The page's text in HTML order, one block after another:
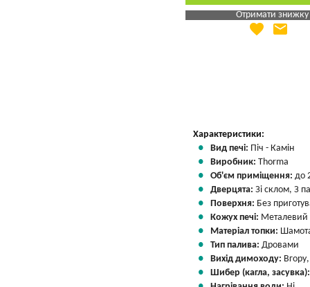
Отримати знижку
Яка Ваша ціна
favorite email
Характеристики:
Вид печі: Піч - Камін
Виробник: Thorma
Об'єм приміщення: до
Дверцята: Зі склом, З
Поверхня: Без
Кожух печі: Металевий
Матеріал топки:
Тип палива: Дровами
Вихід димоходу:
Шибер (кагла,